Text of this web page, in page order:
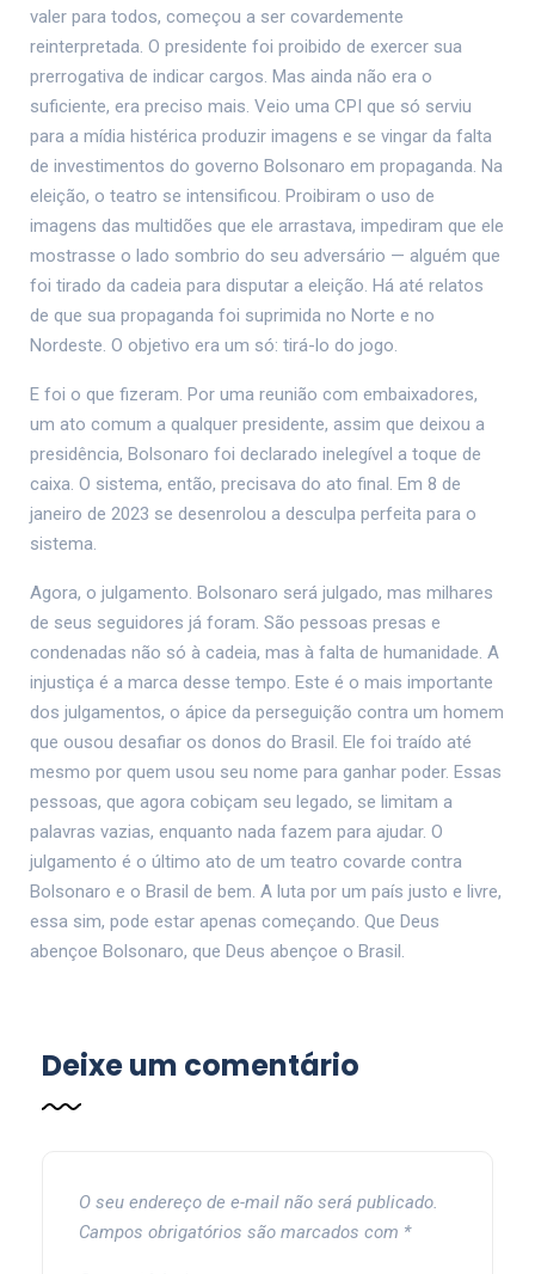
valer para todos, começou a ser covardemente
reinterpretada. O presidente foi proibido de exercer sua
prerrogativa de indicar cargos. Mas ainda não era o
suficiente, era preciso mais. Veio uma CPI que só serviu
para a mídia histérica produzir imagens e se vingar da falta
de investimentos do governo Bolsonaro em propaganda. Na
eleição, o teatro se intensificou. Proibiram o uso de
imagens das multidões que ele arrastava, impediram que ele
mostrasse o lado sombrio do seu adversário — alguém que
foi tirado da cadeia para disputar a eleição. Há até relatos
de que sua propaganda foi suprimida no Norte e no
Nordeste. O objetivo era um só: tirá-lo do jogo.
E foi o que fizeram. Por uma reunião com embaixadores,
um ato comum a qualquer presidente, assim que deixou a
presidência, Bolsonaro foi declarado inelegível a toque de
caixa. O sistema, então, precisava do ato final. Em 8 de
janeiro de 2023 se desenrolou a desculpa perfeita para o
sistema.
Agora, o julgamento. Bolsonaro será julgado, mas milhares
de seus seguidores já foram. São pessoas presas e
condenadas não só à cadeia, mas à falta de humanidade. A
injustiça é a marca desse tempo. Este é o mais importante
dos julgamentos, o ápice da perseguição contra um homem
que ousou desafiar os donos do Brasil. Ele foi traído até
mesmo por quem usou seu nome para ganhar poder. Essas
pessoas, que agora cobiçam seu legado, se limitam a
palavras vazias, enquanto nada fazem para ajudar. O
julgamento é o último ato de um teatro covarde contra
Bolsonaro e o Brasil de bem. A luta por um país justo e livre,
essa sim, pode estar apenas começando. Que Deus
abençoe Bolsonaro, que Deus abençoe o Brasil.
Deixe um comentário
O seu endereço de e-mail não será publicado.
Campos obrigatórios são marcados com *